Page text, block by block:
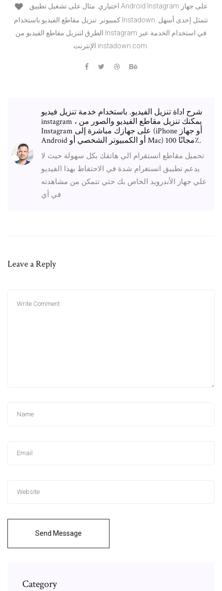
كمبيوتر. تنزيل مقاطع الفيديو باستخدام Instadown. تتمثل إحدى أسهل
الطرق لتنزيل مقاطع الفيديو من Instagram في استخدام الخدمة عبر
الإنترنت instadown.com.
شرح اداة تنزيل الفيديو. باستخدام خدمة تنزيل فيديو
instagram ، يمكنك تنزيل مقاطع الفيديو والصور من
Instagram على جهازك مباشرة إلى (iPhone أو جهاز
Android أو الكمبيوتر الشخصي أو Mac) مجانًا 100٪.
تحميل مقاطع انستقرام الي هاتفك بكل سهولة حيث لا
يدعم تطبيق انستغرام شدة في الاحتفاظ بهذا الفيديو
علي جهاز الأندرويد الخاص بك حتي تتمكن من مشاهدته
Leave a Reply
Send Message
Category